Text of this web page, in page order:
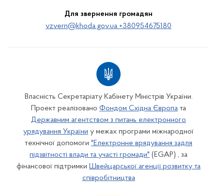
Для звернення громадян
vzvern@khoda.gov.ua +380954675180
Власність Секретаріату Кабінету Міністрів України.
Проект реалізовано Фондом Східна Європа та
Державним агентством з питань електронного
урядування України у межах програми міжнародної
технічної допомоги "Електронне врядування задля
підзвітності влади та участі громади" (EGAP) , за
фінансової підтримки Швейцарської агенції розвитку та
співробітництва